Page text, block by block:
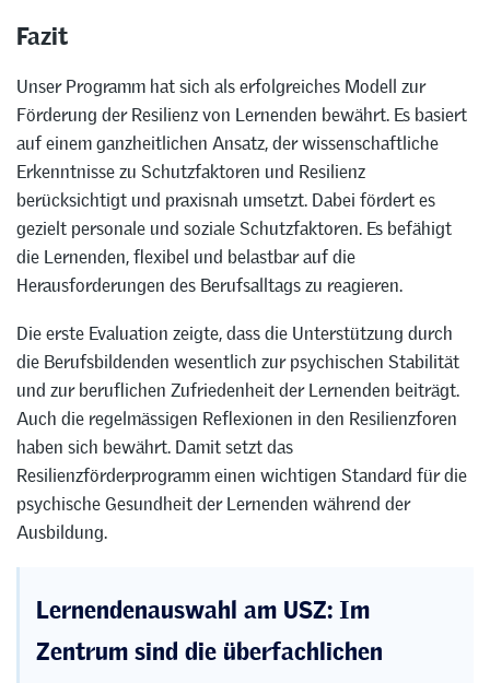
Fazit
Unser Programm hat sich als erfolgreiches Modell zur
Förderung der Resilienz von Lernenden bewährt. Es basiert
auf einem ganzheitlichen Ansatz, der wissenschaftliche
Erkenntnisse zu Schutzfaktoren und Resilienz
berücksichtigt und praxisnah umsetzt. Dabei fördert es
gezielt personale und soziale Schutzfaktoren. Es befähigt
die Lernenden, flexibel und belastbar auf die
Herausforderungen des Berufsalltags zu reagieren.
Die erste Evaluation zeigte, dass die Unterstützung durch
die Berufsbildenden wesentlich zur psychischen Stabilität
und zur beruflichen Zufriedenheit der Lernenden beiträgt.
Auch die regelmässigen Reflexionen in den Resilienzforen
haben sich bewährt. Damit setzt das
Resilienzförderprogramm einen wichtigen Standard für die
psychische Gesundheit der Lernenden während der
Ausbildung.
Lernendenauswahl am USZ: Im
Zentrum sind die überfachlichen